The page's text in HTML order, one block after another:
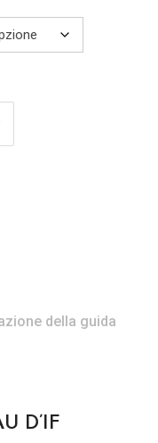
della guida
D’IF